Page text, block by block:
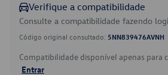
Verifique a compatibilidade
Consulte a compatibilidade fazendo
Código original consultado: 5NN839476AVNH
Compatibilidade disponível apenas para
Entrar